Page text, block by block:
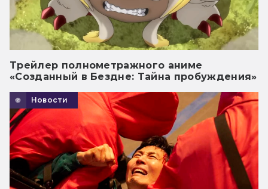
Трейлер полнометражного аниме
«Созданный в Бездне: Тайна пробуждения»
Новости